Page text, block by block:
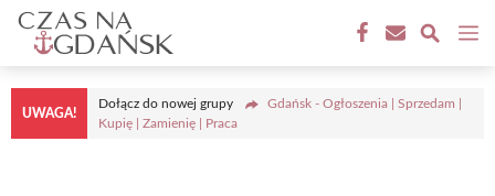
Przejdź
treści
UWAGA!
Dołącz do nowej grupy
Gdańsk - Ogłoszenia | Sprzedam |
Kupię | Zamienię | Praca